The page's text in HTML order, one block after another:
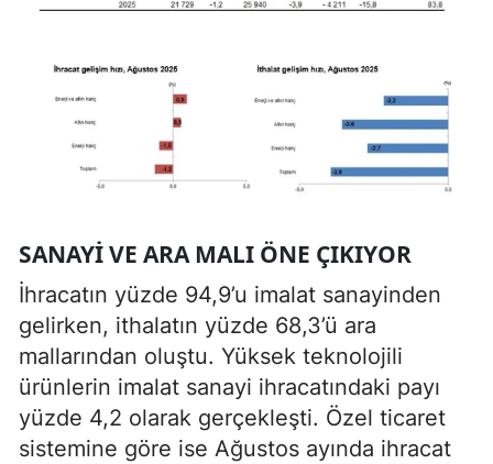
SANAYI VE ARA MALI ÖNE ÇIKIYOR
İhracatın yüzde 94,9’u imalat sanayinden
gelirken, ithalatın yüzde 68,3’ü ara
mallarından oluştu. Yüksek teknolojili
ürünlerin imalat sanayi ihracatındaki payı
yüzde 4,2 olarak gerçekleşti. Özel ticaret
sistemine göre ise Ağustos ayında ihracat